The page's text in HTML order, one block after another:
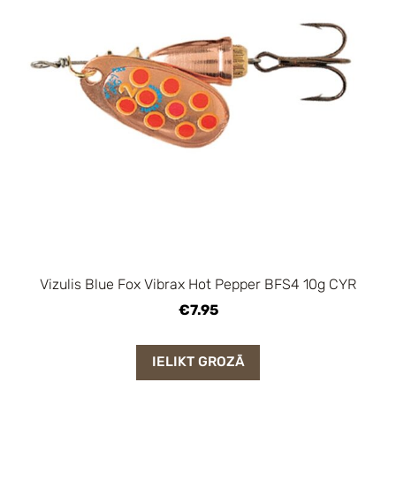
Vizulis Blue Fox Vibrax Hot Pepper BFS4 10g CYR
€7.95
IELIKT GROZĀ